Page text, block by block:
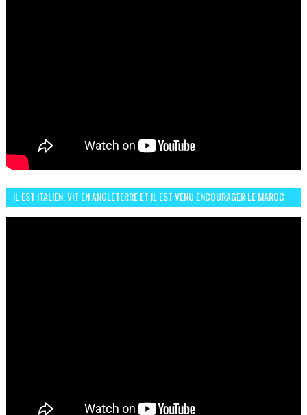
IL EST ITALIEN, VIT EN ANGLETERRE ET IL EST VENU ENCOURAGER LE MAROC